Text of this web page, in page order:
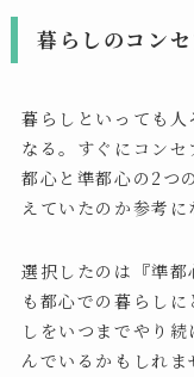
暮らしのコンセ
暮らしといっても
なる。すぐにコンセ
都心と準都心の2つ
えていたのか参考に
選択したのは『準
も都心での暮らし
しをいつまでやり
んでいるかもしれま